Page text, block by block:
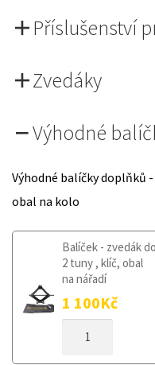
Příslušenství
Zvedáky
Výhodné
Výhodné balíčky doplňků
obal na kolo
Balíček - zvedák do
2 tuny , klíč, obal
na nářadí
1 100Kč
KOLO